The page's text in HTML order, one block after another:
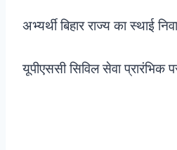
अभ्यर्थी बिहार राज्य का स्थाई
यूपीएससी सिविल सेवा प्रारंभिक